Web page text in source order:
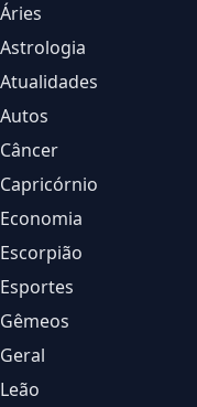
Áries
Astrologia
Atualidades
Autos
Câncer
Capricórnio
Economia
Escorpião
Esportes
Gêmeos
Geral
Leão